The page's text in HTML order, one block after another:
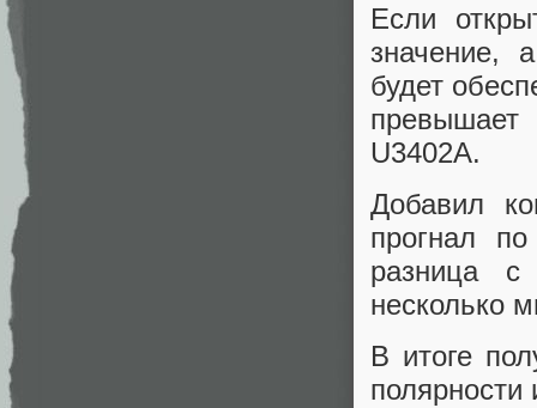
Если
значение,
будет
превышает
U3402A.
Добавил
прогнал
разница с
несколько
В итоге
полярности